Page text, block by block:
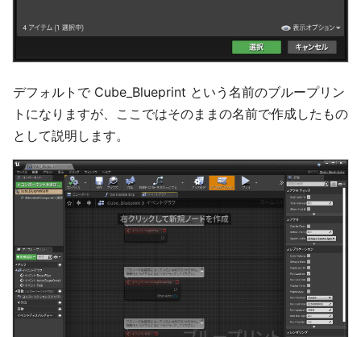
デフォルトで Cube_Blueprint という名前のブループリン
トになりますが、ここではそのままの名前で作成したもの
として説明します。